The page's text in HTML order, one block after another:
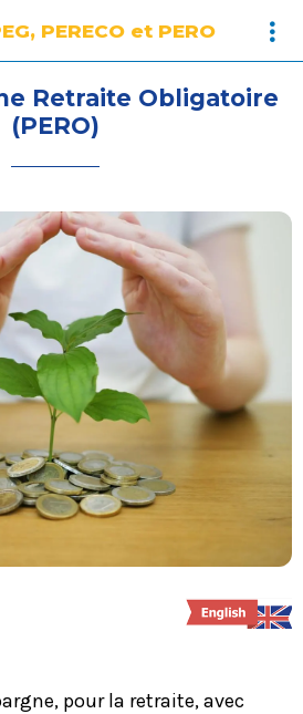
PERECO et PERO
Retraite Obligatoire
(PERO)
pour la retraite, avec